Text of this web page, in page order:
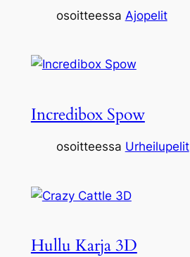
osoitteessa Ajopelit
Incredibox Spow
osoitteessa Urheilupelit
Hullu Karja 3D